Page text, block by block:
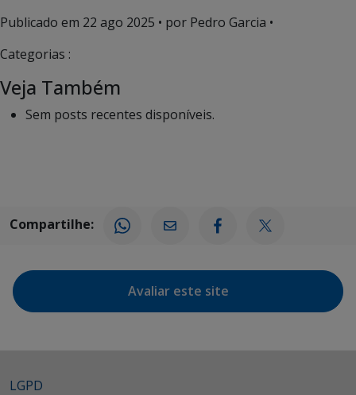
Publicado em 22 ago 2025 • por Pedro Garcia •
Categorias :
Veja Também
Sem posts recentes disponíveis.
Compartilhe:
Avaliar este site
LGPD